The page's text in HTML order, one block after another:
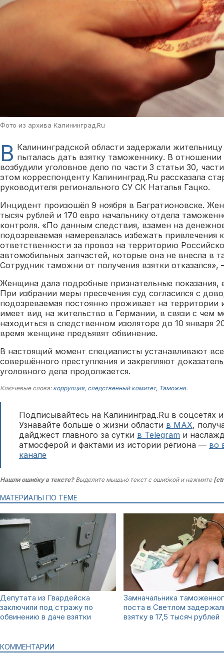
Фото из архива Калининград.Ru
В Калининградской области задержали
пыталась дать взятку таможеннику. В
возбудили уголовное дело по части 3 статьи 30,
этом корреспонденту Калининград.Ru рассказала
руководителя регионального СУ СК Наталья Гацко.
Инцидент произошёл 9 ноября в Багратионовске.
тысяч рублей и 170 евро начальнику отдела
контроля. «По данным следствия, взамен на
подозреваемая намеревалась избежать привлечения
ответственности за провоз на территорию
автомобильных запчастей, которые она не внесла в
Сотрудник таможни от получения взятки отказался»,
Женщина дала подробные признательные показания,
При избрании меры пресечения суд согласился с
подозреваемая постоянно проживает на территории
имеет вид на жительство в Германии, в связи с чем
находиться в следственном изоляторе до 10 января
время женщине предъявят обвинение.
В настоящий момент специалисты устанавливают все
совершённого преступления и закрепляют
уголовного дела продолжается.
Ключевые слова: коррупция, следственный комитет, Таможня.
Подписывайтесь на Калининград.Ru в соцсетях
Узнавайте больше о жизни области в MAX,
дайджест главного за сутки в Telegram и
атмосферой и фактами из истории региона — во
канале
Нашли ошибку в тексте?Выделите мышью текст с ошибкой и нажмите
МАТЕРИАЛЫ ПО ТЕМЕ
Депутата из Гвардейска
заключили под стражу по
обвинению в даче взятки
Замначальника
поста в Светлом
взятку в 17,5 тысяч рублей
КОММЕНТАРИИ